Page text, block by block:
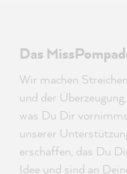
Das
Wir machen
und der
was Du Dir
unserer
erschaffen, das Du
Idee und sind an